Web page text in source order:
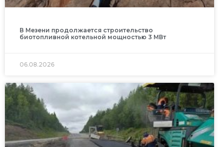
В Мезени продолжается строительство
биотопливной котельной мощностью 3 МВт
06.08.2026